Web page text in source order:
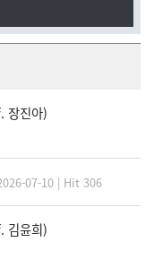
장진아)
07-10 | Hit 306
김윤희)